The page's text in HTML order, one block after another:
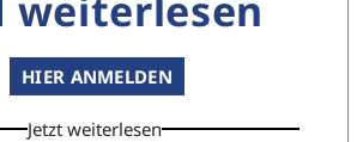
HIER ANMELDEN
Jetzt weiterlesen